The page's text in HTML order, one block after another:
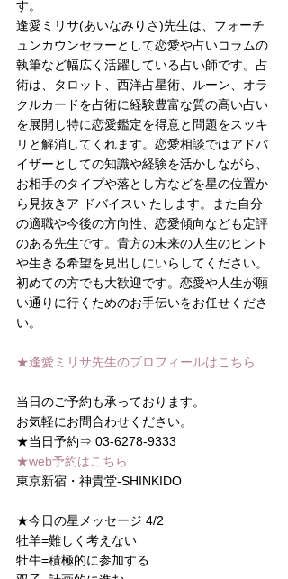
す。
逢愛ミリサ(あいなみりさ)先生は、フォーチ
ュンカウンセラーとして恋愛や占いコラムの
執筆など幅広く活躍している占い師です。占
術は、タロット、西洋占星術、ルーン、オラ
クルカードを占術に経験豊富な質の高い占い
を展開し特に恋愛鑑定を得意と問題をスッキ
リと解消してくれます。恋愛相談ではアドバ
イザーとしての知識や経験を活かしながら、
お相手のタイプや落とし方などを星の位置か
ら見抜きア ドバイスい たします。また自分
の適職や今後の方向性、恋愛傾向なども定評
のある先生です。貴方の未来の人生のヒント
や生きる希望を見出しにいらしてください。
初めての方でも大歓迎です。恋愛や人生が願
い通りに行くためのお手伝いをお任せくださ
い。
★逢愛ミリサ先生のプロフィールはこちら
当日のご予約も承っております。
お気軽にお問合わせください。
★当日予約⇒ 03-6278-9333
★web予約はこちら
東京新宿・神貴堂-SHINKIDO
★今日の星メッセージ 4/2
牡羊=難しく考えない
牡牛=積極的に参加する